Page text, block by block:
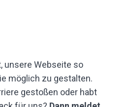
unsere Webseite so
möglich zu gestalten.
gestoßen oder habt